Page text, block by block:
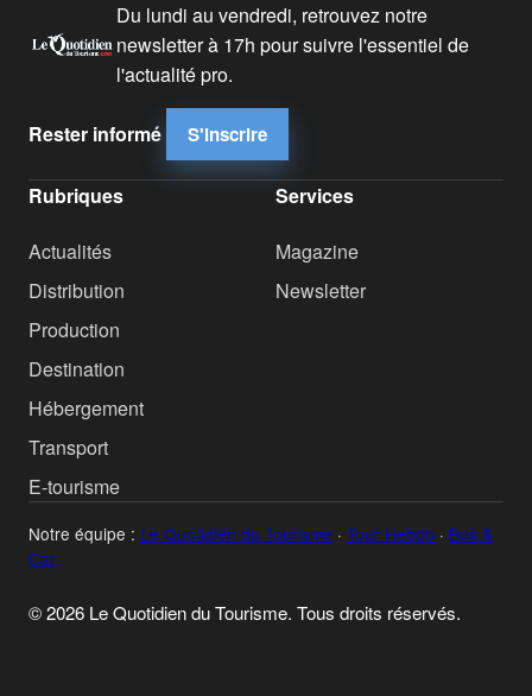
Du lundi au vendredi, retrouvez notre
newsletter à 17h pour suivre l'essentiel de
l'actualité pro.
Rester informé S'inscrire
Rubriques
Actualités
Distribution
Production
Destination
Hébergement
Transport
E-tourisme
Services
Magazine
Newsletter
Notre équipe : Le Quotidien du Tourisme · Tour Hebdo · Bus &
Car
© 2026 Le Quotidien du Tourisme. Tous droits réservés.